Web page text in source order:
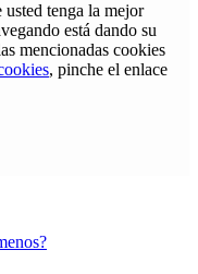
tenga la mejor
está dando su
mencionadas cookies
, pinche el enlace